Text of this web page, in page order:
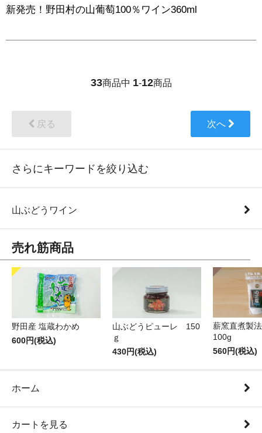
新発売！野田村の山葡萄100％ワイン360ml
33商品中 1-12商品
戻る 次へ
さらにキーワードを絞り込む
山ぶどうワイン
売れ筋商品
野田産 塩蔵わかめ
600円(税込)
山ぶどうピューレ 150
ｇ
430円(税込)
薪窯直煮製
100g
560円(税込)
ホーム
カートを見る